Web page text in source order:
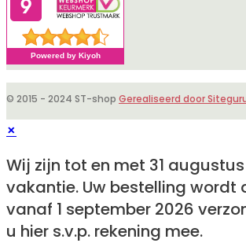
© 2015 - 2024 ST-shop Gerealiseerd door
×
Wij zijn tot en met 31
vakantie. Uw bestelling wordt
vanaf 1 september 2026
u hier s.v.p. rekening mee.